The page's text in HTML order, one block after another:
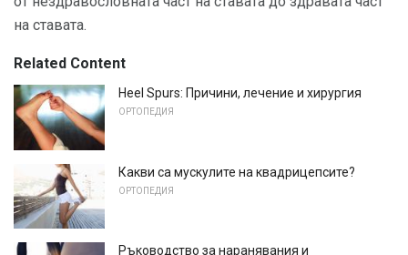
на ставата.
Related Content
Heel Spurs: Причини, лечение и хирургия
ОРТОПЕДИЯ
Какви са мускулите на квадрицепсите?
ОРТОПЕДИЯ
Ръководство за наранявания и